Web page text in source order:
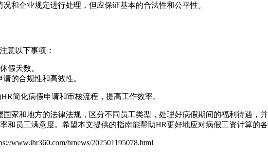
和企业规定进行处理，但应保证基本的合法性和公平性。
意以下事项：
假天数。
的合规性和高效性。
简化病假申请和审核流程，提高工作效率。
家和地方的法律法规，区分不同员工类型，处理好病假期间的福利待遇，
和员工满意度。希望本文提供的指南能帮助HR更好地应对病假工资计算的各
www.ihr360.com/hrnews/202501195078.html